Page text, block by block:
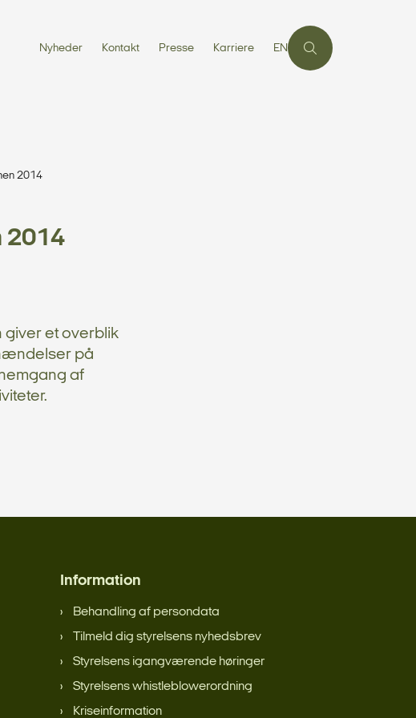
Nyheder Kontakt Presse Karriere EN
2014
2014
et overblik
på
af
Information
Behandling af persondata
Tilmeld dig styrelsens nyhedsbrev
Styrelsens igangværende høringer
Styrelsens whistleblowerordning
Kriseinformation